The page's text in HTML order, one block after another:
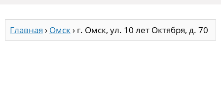
Главная › Омск › г. Омск, ул. 10 лет Октября, д. 70